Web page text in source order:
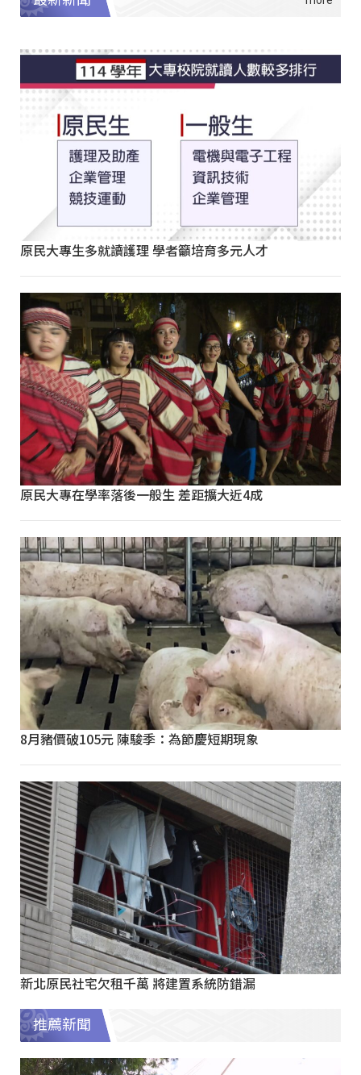
原民大專生多就讀護理 學者籲培育多元人才
原民大專在學率落後一般生 差距擴大近4成
8月豬價破105元 陳駿季：為節慶短期現象
新北原民社宅欠租千萬 將建置系統防錯漏
推薦新聞